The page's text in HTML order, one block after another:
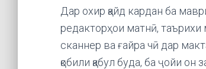
Дар охир қайд кардан ба
редакторҳои матнӣ,
сканнер ва ғайра чӣ дар
қобили қабул буда, ба ҷойи